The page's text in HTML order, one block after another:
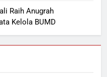
Raih Anugrah
Kelola BUMD